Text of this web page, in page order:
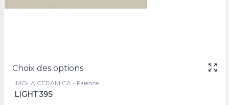
Choix des options
IMOLA CERAMICA - Faience
LIGHT 39S